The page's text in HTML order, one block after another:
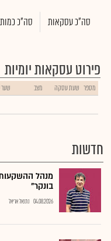
סה"כ עסקאות סה"כ כמות
פירוט עסקאות יומיות
מספר שעת עסקה מצב
חדשות
מנהל
בונקר"
04.08.2026 נתנאל אריאל